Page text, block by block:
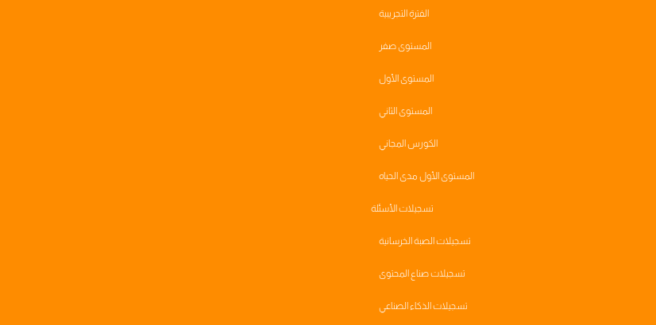
الفترة التجريبية
المستوى صفر
المستوى الأول
المستوى الثاني
الكورس المجاني
المستوى الأول مدى الحياه
تسجيلات الأسئلة
تسجيلات الصبة الخرسانية
تسجيلات صناع المحتوى
تسجيلات الذكاء الصناعي